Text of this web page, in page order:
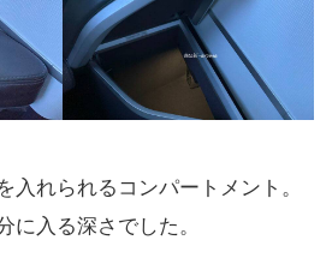
入れられるコンパートメント。
に入る深さでした。